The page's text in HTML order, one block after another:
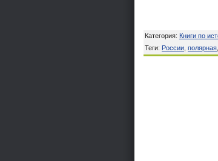
Категория: Книги по
Теги: России полярная